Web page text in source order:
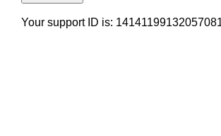
Your support ID is: